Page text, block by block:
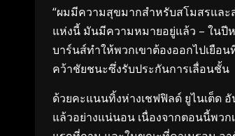
“ผมมีความสุขมากสำหรับสโมสรและ
แห่งนี้ มันมีความหมายอยู่แล้ว – ในปี
บาร์นส์ทำให้พวกเขาต้องออกไปเยือ
คว้าชัยชนะซึ่งรับประกันการเลื่อนชั้น
ด้วยคะแนนทิ้งห่างเชฟฟิลด์ ยูไนเต็ด
แล้วอย่างแน่นอน เนื่องจากตอนนี้พว